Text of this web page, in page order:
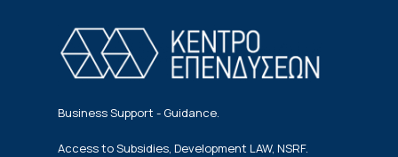
Business Support - Guidance.
Access to Subsidies, Development LAW, NSRF.